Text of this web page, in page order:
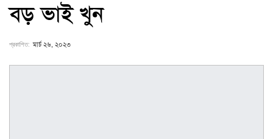
বড় ভাই খুন
প্রকাশিত: মার্চ ২৬, ২০২৩